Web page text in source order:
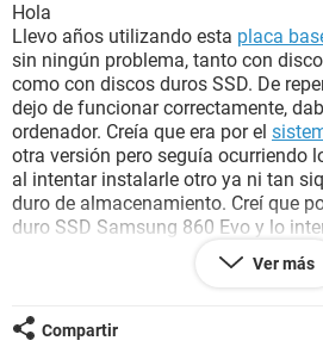
Hola
Llevo años utilizando esta placa
sin ningún problema, tanto con
como con discos duros SSD. De
dejo de funcionar correctamente,
ordenador. Creía que era por el
otra versión pero seguía ocurriendo
al intentar instalarle otro ya ni tan
duro de almacenamiento. Creí que
duro SSD Samsung 860 Evo y lo
Kingston y nada. Lo intenté con uno
tampoco. El problema es que
instalarse me dice que no hay disco
controlador a través del CD que
Ver más
Compartir